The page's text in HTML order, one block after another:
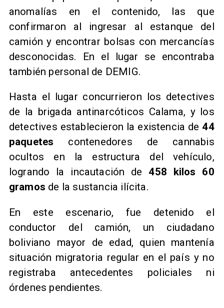
anomalías en el contenido, las que
confirmaron al ingresar al estanque del
camión y encontrar bolsas con mercancías
desconocidas. En el lugar se encontraba
también personal de DEMIG.
Hasta el lugar concurrieron los detectives
de la brigada antinarcóticos Calama, y los
detectives establecieron la existencia de 44
paquetes contenedores de cannabis
ocultos en la estructura del vehículo,
logrando la incautación de 458 kilos 60
gramos de la sustancia ilícita.
En este escenario, fue detenido el
conductor del camión, un ciudadano
boliviano mayor de edad, quien mantenía
situación migratoria regular en el país y no
registraba antecedentes policiales ni
órdenes pendientes.